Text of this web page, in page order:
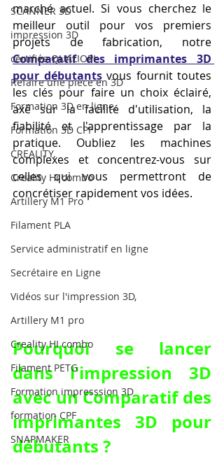
SCANNER 3D
impression 3D
certifiée QUALIOPI
Refaire une piece en 3D
Formation 3D en ligne.
Formation 3D CPF
CREALITY,
Creality Hi combo
Artillery M1 Pro
Filament PLA
Service administratif en ligne
Secrétaire en Ligne
Vidéos sur l'impression 3D,
Artillery M1 pro
Creality HI combo
Filament PETG
Formation impresssion 3D
formation CPF
SNAPMAKER
marché actuel. Si vous cherchez le
meilleur outil pour vos premiers
Comparatif des imprimantes 3D
pour débutants vous fournit toutes
les clés pour faire un choix éclairé,
axé sur la facilité d'utilisation, la
fiabilité et l'apprentissage par la
pratique. Oubliez les machines
complexes et concentrez-vous sur
celles qui vous permettront de
concrétiser rapidement vos idées.
Pourquoi se lancer
dans l'impression 3D
avec un Comparatif des
imprimantes 3D pour
débutants ?